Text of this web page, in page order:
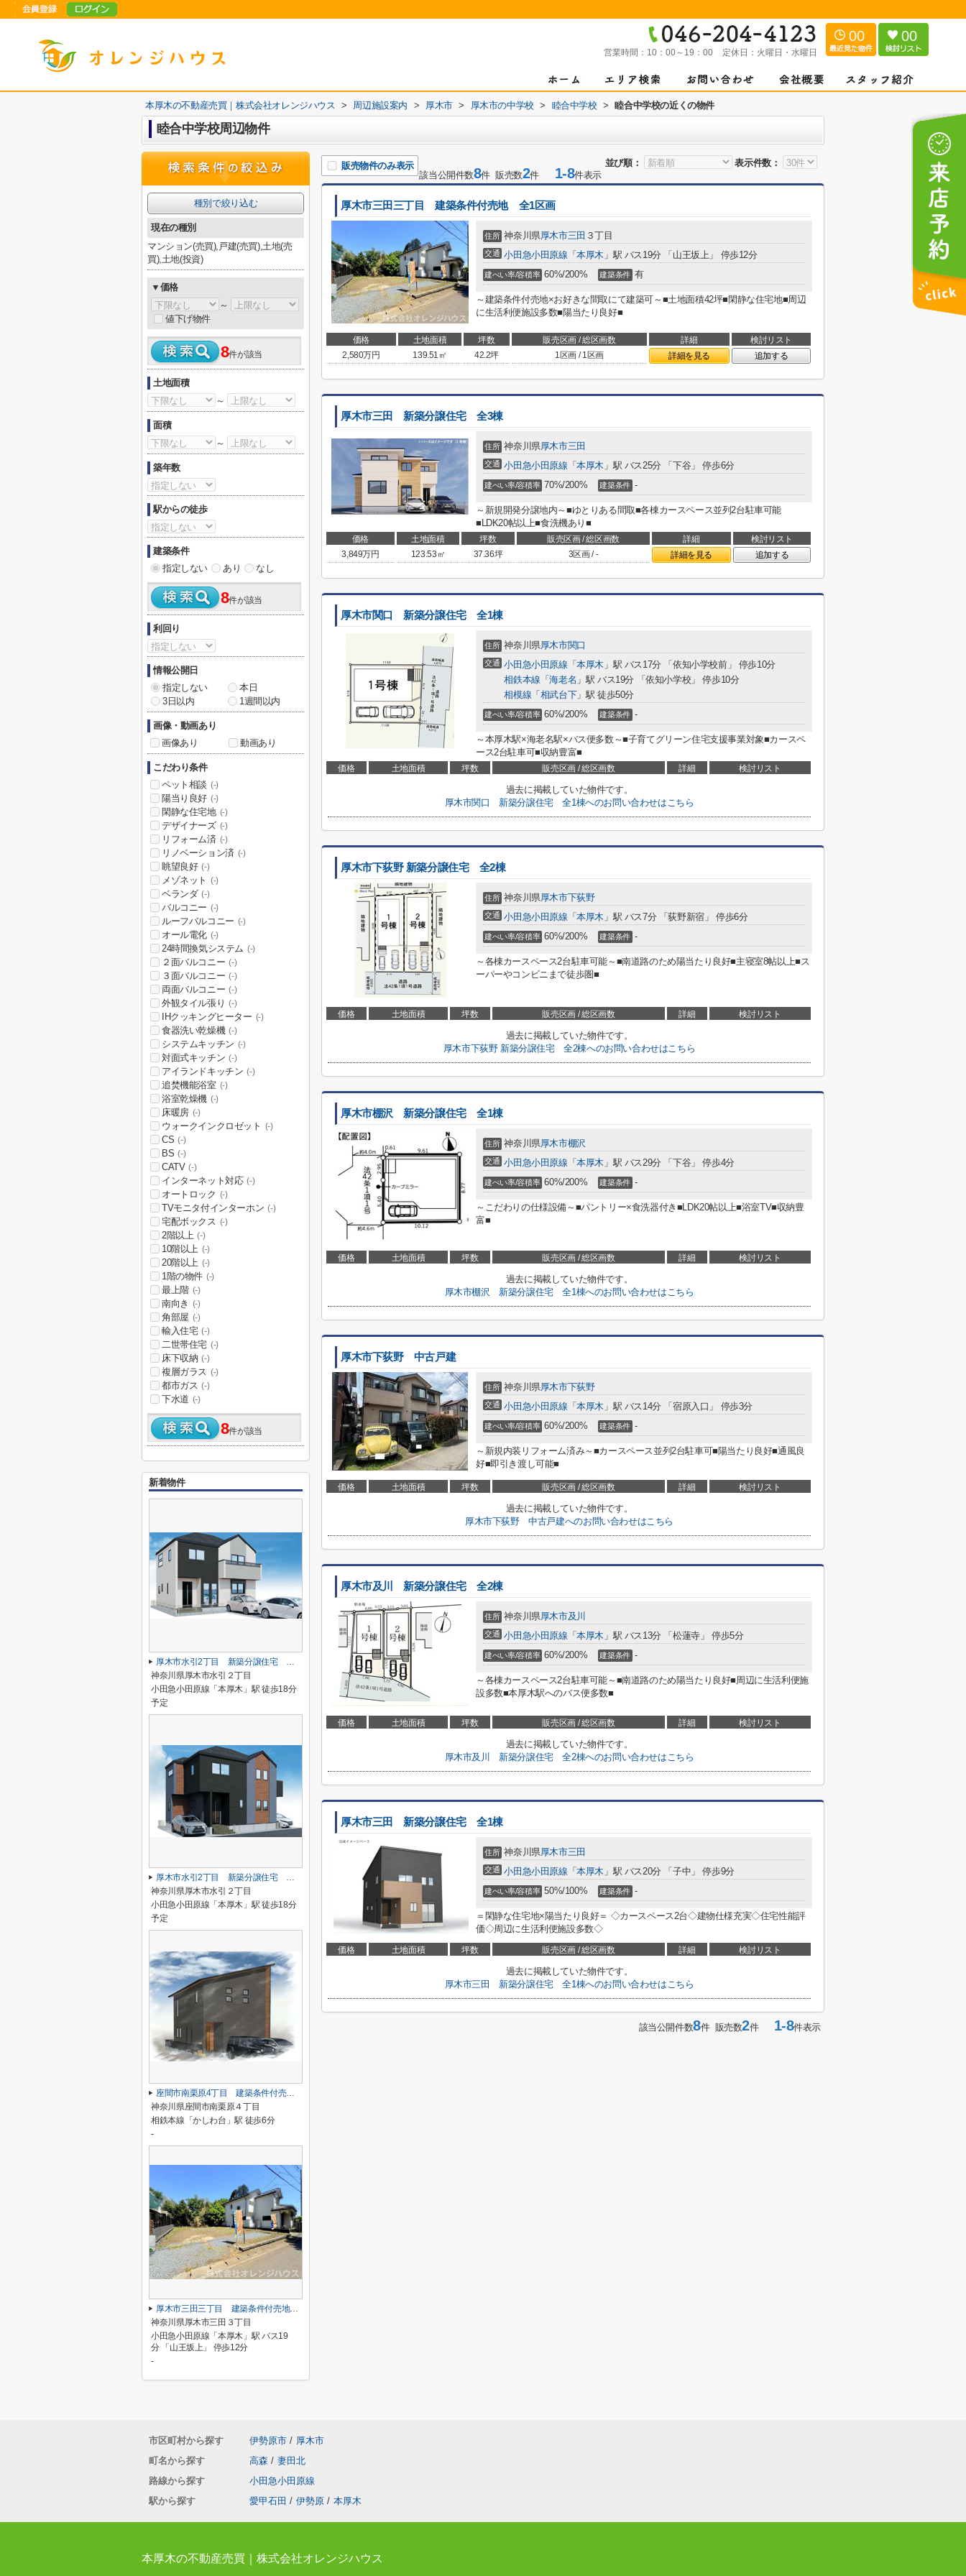
営業時間： 10：00～19：00 定休日： 火曜日・水曜日
00 00
本厚木の不動産売買｜株式会社オレンジハウス > 周辺施設案内 > 厚木市 > 厚木市の中学校 > 睦合中学校 > 睦合中学校の近くの物件
睦合中学校周辺物件
並び順： 表示件数：
販売物件のみ表示
該当公開件数8件 販売数2件 1-8件表示
厚木市三田三丁目 建築条件付売地 全1区画
住所 神奈川県厚木市三田 ３丁目
交通 小田急小田原線 「本厚木 」駅 バス19分 「山王坂上」 停歩12分
建ぺい率/容積率 60%/200% 建築条件 有
～建築条件付売地×お好きな間取にて建築可～■土地面積42坪■閑静な住宅地■周辺
に生活利便施設多数■陽当たり良好■
価格 土地面積 坪数 販売区画 / 総区画数 詳細
検討リスト
2,580万円 139.51㎡ 42.2坪 1区画 / 1区画 詳細を見る 追加する
厚木市三田 新築分譲住宅 全3棟
住所 神奈川県厚木市三田
交通 小田急小田原線 「本厚木 」駅 バス25分 「下谷」 停歩6分
建ぺい率/容積率 70%/200% 建築条件 -
～新規開発分譲地内～■ゆとりある間取■各棟カースペース並列2台駐車可能
■LDK20帖以上■食洗機あり■
価格 土地面積 坪数 販売区画 / 総区画数 詳細
検討リスト
3,849万円 123.53㎡ 37.36坪 3区画 / - 詳細を見る 追加する
厚木市関口 新築分譲住宅 全1棟
住所 神奈川県厚木市関口
交通 小田急小田原線 「本厚木 」駅 バス17分 「依知小学校前」 停歩10分
相鉄本線 「海老名 」駅 バス19分 「依知小学校」 停歩10分
相模線 「 相武台下」駅 徒歩50分
建ぺい率/容積率 60%/200% 建築条件 -
～本厚木駅×海老名駅×バス便多数～■子育てグリーン住宅支援事業対象■カースペ
ース2台駐車可■収納豊富■
価格 土地面積 坪数 販売区画 / 総区画数 詳細 検討リスト
過去に掲載していた物件です。
厚木市関口 新築分譲住宅 全1棟へのお問い合わせはこちら
厚木市下荻野 新築分譲住宅 全2棟
住所 神奈川県厚木市下荻野
交通 小田急小田原線 「本厚木 」駅 バス7分 「荻野新宿」 停歩6分
建ぺい率/容積率 60%/200% 建築条件 -
～各棟カースペース2台駐車可能～■南道路のため陽当たり良好■主寝室8帖以上■ス
ーパーやコンビニまで徒歩圏■
価格 土地面積 坪数 販売区画 / 総区画数 詳細 検討リスト
過去に掲載していた物件です。
厚木市下荻野 新築分譲住宅 全2棟へのお問い合わせはこちら
厚木市棚沢 新築分譲住宅 全1棟
住所 神奈川県厚木市棚沢
交通 小田急小田原線 「本厚木 」駅 バス29分 「下谷」 停歩4分
建ぺい率/容積率 60%/200% 建築条件 -
～こだわりの仕様設備～■パントリー×食洗器付き■LDK20帖以上■浴室TV■収納豊
富■
価格 土地面積 坪数 販売区画 / 総区画数 詳細 検討リスト
過去に掲載していた物件です。
厚木市棚沢 新築分譲住宅 全1棟へのお問い合わせはこちら
厚木市下荻野 中古戸建
住所 神奈川県厚木市下荻野
交通 小田急小田原線 「本厚木 」駅 バス14分 「宿原入口」 停歩3分
建ぺい率/容積率 60%/200% 建築条件 -
～新規内装リフォーム済み～■カースペース並列2台駐車可■陽当たり良好■通風良
好■即引き渡し可能■
価格 土地面積 坪数 販売区画 / 総区画数 詳細 検討リスト
過去に掲載していた物件です。
厚木市下荻野 中古戸建へのお問い合わせはこちら
厚木市及川 新築分譲住宅 全2棟
住所 神奈川県厚木市及川
交通 小田急小田原線 「本厚木 」駅 バス13分 「松蓮寺」 停歩5分
建ぺい率/容積率 60%/200% 建築条件 -
～各棟カースペース2台駐車可能～■南道路のため陽当たり良好■周辺に生活利便施
設多数■本厚木駅へのバス便多数■
価格 土地面積 坪数 販売区画 / 総区画数 詳細 検討リスト
過去に掲載していた物件です。
厚木市及川 新築分譲住宅 全2棟へのお問い合わせはこちら
厚木市三田 新築分譲住宅 全1棟
住所 神奈川県厚木市三田
交通 小田急小田原線 「本厚木 」駅 バス20分 「子中」 停歩9分
建ぺい率/容積率 50%/100% 建築条件 -
＝閑静な住宅地×陽当たり良好＝ ◇カースペース2台◇建物仕様充実◇住宅性能評
価◇周辺に生活利便施設多数◇
価格 土地面積 坪数 販売区画 / 総区画数 詳細 検討リスト
過去に掲載していた物件です。
厚木市三田 新築分譲住宅 全1棟へのお問い合わせはこちら
該当公開件数8件 販売数2件1-8件表示
種別で絞り込む
現在の種別
マンション(売買),戸建(売買),土地(売
買),土地(投資)
▼価格
～
値下げ物件
8件が該当
土地面積
～
面積
～
築年数
駅からの徒歩
建築条件
指定しない
あり なし
8件が該当
利回り
情報公開日
指定しない
本日
3日以内
1週間以内
画像・動画あり
画像あり
動画あり
こだわり条件
ペット相談 (-)
陽当り良好 (-)
閑静な住宅地 (-)
デザイナーズ (-)
リフォーム済 (-)
リノベーション済 (-)
眺望良好 (-)
メゾネット (-)
ベランダ (-)
バルコニー (-)
ルーフバルコニー (-)
オール電化 (-)
24時間換気システム (-)
２面バルコニー (-)
３面バルコニー (-)
両面バルコニー (-)
外観タイル張り (-)
IHクッキングヒーター (-)
食器洗い乾燥機 (-)
システムキッチン (-)
対面式キッチン (-)
アイランドキッチン (-)
追焚機能浴室 (-)
浴室乾燥機 (-)
床暖房 (-)
ウォークインクロゼット (-)
CS (-)
BS (-)
CATV (-)
インターネット対応 (-)
オートロック (-)
TVモニタ付インターホン (-)
宅配ボックス (-)
2階以上 (-)
10階以上 (-)
20階以上 (-)
1階の物件 (-)
最上階 (-)
南向き (-)
角部屋 (-)
輸入住宅 (-)
二世帯住宅 (-)
床下収納 (-)
複層ガラス (-)
都市ガス (-)
下水道 (-)
8件が該当
新着物件
厚木市水引2丁目 新築分譲住宅 全2棟
神奈川県厚木市水引２丁目
小田急小田原線「本厚木」駅 徒歩18分
予定
厚木市水引2丁目 新築分譲住宅 全2棟
神奈川県厚木市水引２丁目
小田急小田原線「本厚木」駅 徒歩18分
予定
座間市南栗原4丁目 建築条件付売地 全1区画
神奈川県座間市南栗原４丁目
相鉄本線「かしわ台」駅 徒歩6分
-
厚木市三田三丁目 建築条件付売地 全1区画
神奈川県厚木市三田３丁目
小田急小田原線「本厚木」駅 バス19
分 「山王坂上」 停歩12分
-
市区町村から探す 伊勢原市 / 厚木市
町名から探す
高森 / 妻田北
路線から探す
小田急小田原線
駅から探す
愛甲石田 / 伊勢原 / 本厚木
本厚木の不動産売買｜株式会社オレンジハウス